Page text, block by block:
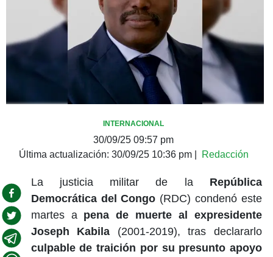
INTERNACIONAL
30/09/25 09:57 pm
Última actualización: 30/09/25 10:36 pm| Redacción
La justicia militar de la República
Democrática del Congo (RDC) condenó este
martes a pena de muerte al expresidente
Joseph Kabila (2001-2019), tras declararlo
culpable de traición por su presunto apoyo